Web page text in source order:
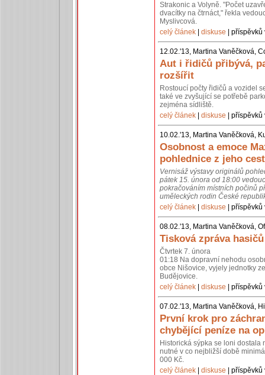
Strakonic a Volyně. "Počet
dvacítky na čtrnáct," řekla
Myslivcová.
celý článek
diskuse |
12.02.'13, Martina Vaněčková,
Aut i řidičů přibývá,
rozšířit
Rostoucí počty řidičů a vozidel
také ve zvyšující se potřebě
zejména sídliště.
celý článek
diskuse |
10.02.'13, Martina Vaněčková,
Osobnost a emoce
pohlednice z jeho cest
Vernisáž výstavy originálů
pátek 15. února od 18:00
pokračováním místních počinů
uměleckých rodin České
celý článek
diskuse |
08.02.'13, Martina Vaněčková,
Tisková zpráva
Čtvrtek 7. února
01:18 Na dopravní nehodu
obce Nišovice, vyjely jednotky
Budějovice.
celý článek
diskuse |
07.02.'13, Martina Vaněčková,
První krok pro
chybějící peníze na
Historická sýpka se loni
nutné v co nejbližší době
000 Kč.
celý článek
diskuse |